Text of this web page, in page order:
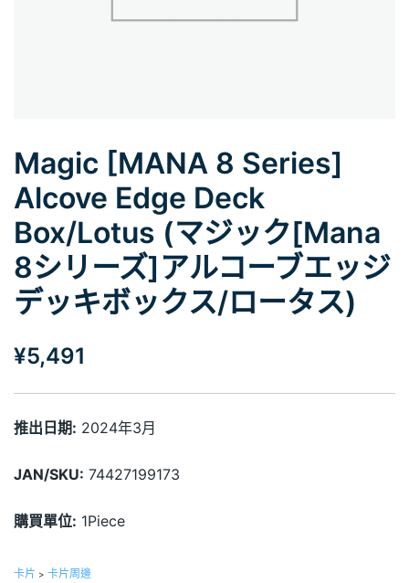
Magic [MANA 8 Series]
Alcove Edge Deck
Box/Lotus (マジック[Mana
8シリーズ]アルコーブエッジ
デッキボックス/ロータス)
¥5,491
推出日期: 2024年3月
JAN/SKU: 74427199173
購買單位: 1Piece
卡片 > 卡片周邊